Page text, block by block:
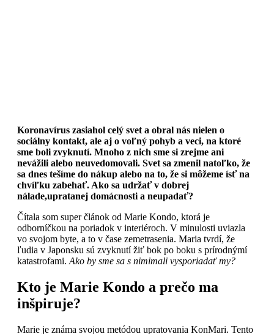
Koronavírus zasiahol celý svet a obral nás nielen o
sociálny kontakt, ale aj o voľný pohyb a veci, na ktoré
sme boli zvyknutí. Mnoho z nich sme si zrejme ani
nevážili alebo neuvedomovali. Svet sa zmenil natoľko, že
sa dnes tešíme do nákup alebo na to, že si môžeme ísť na
chvíľku zabehať. Ako sa udržať v dobrej
nálade,upratanej domácnosti a neupadať?
Čítala som super článok od Marie Kondo, ktorá je
odborníčkou na poriadok v interiéroch. V minulosti uviazla
vo svojom byte, a to v čase zemetrasenia. Maria tvrdí, že
ľudia v Japonsku sú zvyknutí žiť bok po boku s prírodnýmí
katastrofami. Ako by sme sa s nimimali vysporiadať my?
Kto je Marie Kondo a prečo ma
inšpiruje?
Marie je známa svojou metódou upratovania KonMari. Tento